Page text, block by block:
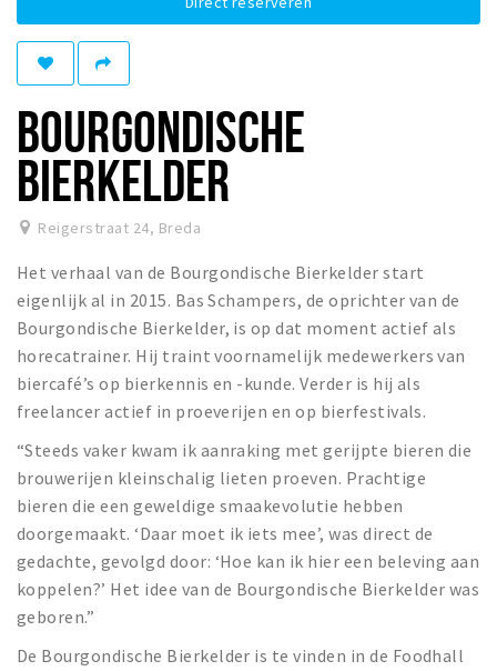
Parkeren
Musea, theaters & podia
Uitjes & activiteiten
Toeristische routes
Natuurgebieden
Baroniepoorten
Sport
Privacy
BOURGONDISCHE
BIERKELDER
Reigerstraat 24, Breda
Het verhaal van de Bourgondische Bierkelder start
eigenlijk al in 2015. Bas Schampers, de oprichter van de
Bourgondische Bierkelder, is op dat moment actief als
horecatrainer. Hij traint voornamelijk medewerkers van
biercafé’s op bierkennis en -kunde. Verder is hij als
freelancer actief in proeverijen en op bierfestivals.
“Steeds vaker kwam ik aanraking met gerijpte bieren die
brouwerijen kleinschalig lieten proeven. Prachtige
bieren die een geweldige smaakevolutie hebben
doorgemaakt. ‘Daar moet ik iets mee’, was direct de
gedachte, gevolgd door: ‘Hoe kan ik hier een beleving aan
koppelen?’ Het idee van de Bourgondische Bierkelder was
geboren.”
De Bourgondische Bierkelder is te vinden in de Foodhall